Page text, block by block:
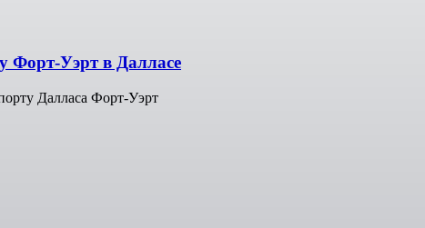
Форт-Уэрт в Далласе
Далласа Форт-Уэрт